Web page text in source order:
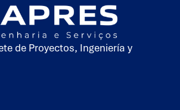
de Proyectos, Ingeniería y